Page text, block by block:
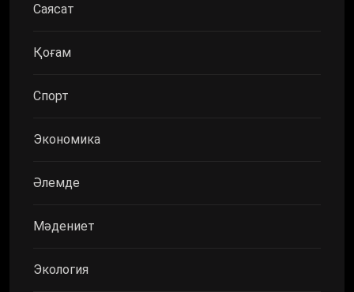
Саясат
Қоғам
Спорт
Экономика
Әлемде
Мәдениет
Экология